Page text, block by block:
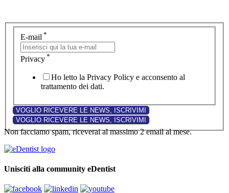
E-mail *
Privacy *
Ho letto la Privacy Policy e acconsento al
trattamento dei dati.
Non facciamo spam, riceverai al massimo 2 email al mese.
Unisciti alla community eDentist